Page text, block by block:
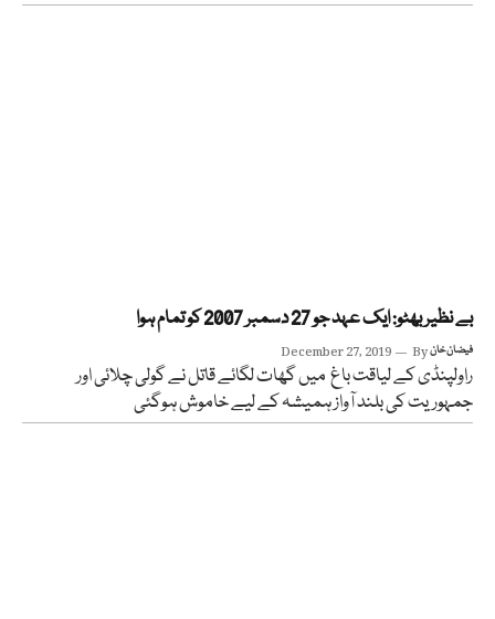
بے نظیر بھٹو: ایک عہد جو 27 دسمبر 2007 کو تمام ہوا
December 27, 2019 Byفیضان خان
راولپنڈی کے لیاقت باغ میں گھات لگائے قاتل نے گولی چلائی اور
جمہوریت کی بلند آواز ہمیشہ کے لیے خاموش ہوگئی